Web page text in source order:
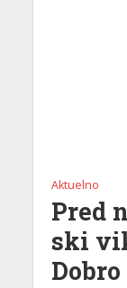
Aktuelno
Pred
ski